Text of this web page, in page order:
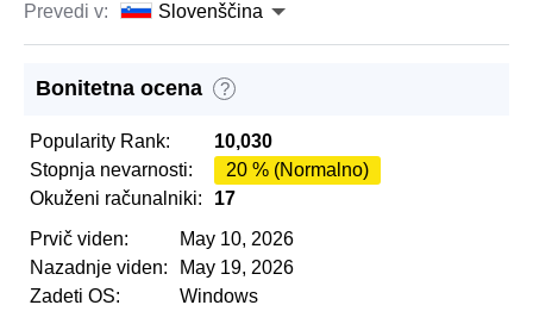
Prevedi v:
Slovenščina
Bonitetna ocena ?
Popularity Rank:
10,030
Stopnja nevarnosti:
20 % (Normalno)
Okuženi računalniki:
17
Prvič viden:
May 10, 2026
Nazadnje viden:
May 19, 2026
Zadeti OS:
Windows